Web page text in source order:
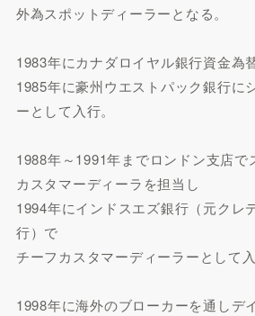
外為スポットディーラーとなる。
1983年にカナダロイヤル銀行資金為
1985年に豪州ウエストパック銀行に
ーとして入行。
1988年～1991年までロンドン支店で
カスタマーディーラを担当し
1994年にインドスエズ銀行（元クレ
行）で
チーフカスタマーディーラーとして入
1998年に海外のブローカーを通しデ